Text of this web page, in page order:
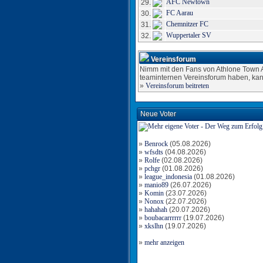
29.
AFC Newtown
30.
FC Aarau
31.
Chemnitzer FC
32.
Wuppertaler SV
Vereinsforum
Nimm mit den Fans von Athlone
teaminternen Vereinsforum haben,
» Vereinsforum beitreten
Neue Voter
» Benrock (05.08.2026)
» wfsdts (04.08.2026)
» Rolfe (02.08.2026)
» pchgr (01.08.2026)
» league_indonesia (01.08.2026)
» manio89 (26.07.2026)
» Komin (23.07.2026)
» Nonox (22.07.2026)
» hahahah (20.07.2026)
» boubacarrrrrr (19.07.2026)
» xkslhn (19.07.2026)
» mehr anzeigen